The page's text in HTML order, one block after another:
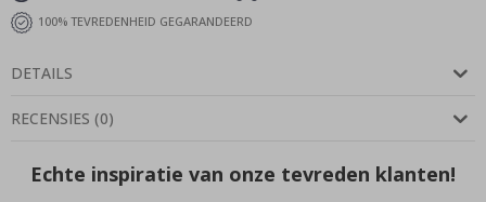
100% TEVREDENHEID GEGARANDEERD
DETAILS
RECENSIES (0)
Echte inspiratie van onze tevreden klanten!